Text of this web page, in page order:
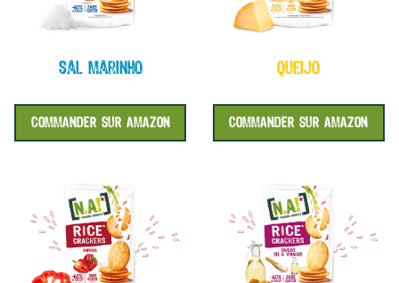
sal marinho
COMMANDER SUR AMAZON
queijo
COMMANDER SUR AMAZON